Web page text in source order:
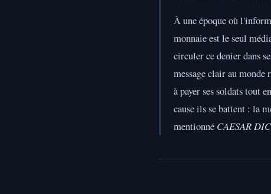
À une époque où
monnaie est le seul
circuler ce denier dans
message clair au
à payer ses soldats tout
cause ils se battent : la
mentionné CAESAR DIC